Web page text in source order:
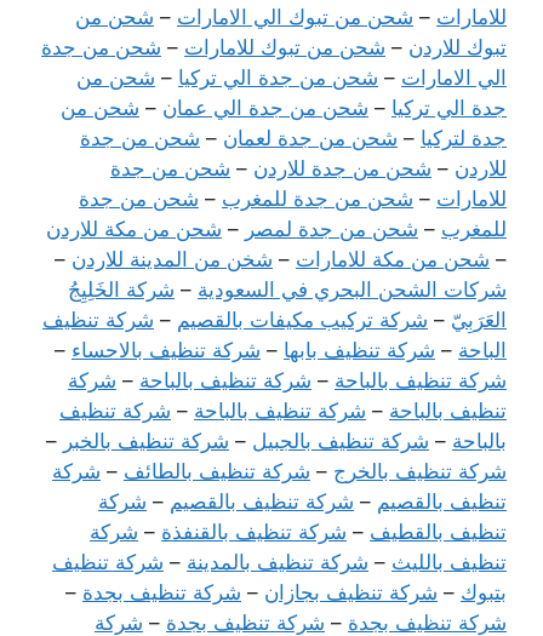
للامارات – شحن من تبوك الي الامارات – شحن من
تبوك للاردن – شحن من تبوك للامارات – شحن من جدة
الي الامارات – شحن من جدة الي تركيا – شحن من
جدة الي تركيا – شحن من جدة الي عمان – شحن من
جدة لتركيا – شحن من جدة لعمان – شحن من جدة
للاردن – شحن من جدة للاردن – شحن من جدة
للامارات – شحن من جدة للمغرب – شحن من جدة
للمغرب – شحن من جدة لمصر – شحن من مكة للاردن
– شحن من مكة للامارات – شخن من المدينة للاردن –
شركات الشحن البحري في السعودية – شركة الخَلِيِجُ
العَرَبِيّ – شركة تركيب مكيفات بالقصيم – شركة تنظيف
الباحة – شركة تنظيف بابها – شركة تنظيف بالاحساء –
شركة تنظيف بالباحة – شركة تنظيف بالباحة – شركة
تنظيف بالباحة – شركة تنظيف بالباحة – شركة تنظيف
بالباحة – شركة تنظيف بالجبيل – شركة تنظيف بالخبر –
شركة تنظيف بالخرج – شركة تنظيف بالطائف – شركة
تنظيف بالقصيم – شركة تنظيف بالقصيم – شركة
تنظيف بالقطيف – شركة تنظيف بالقنفذة – شركة
تنظيف بالليث – شركة تنظيف بالمدينة – شركة تنظيف
بتبوك – شركة تنظيف بجازان – شركة تنظيف بجدة –
شركة تنظيف بجدة – شركة تنظيف بجدة – شركة